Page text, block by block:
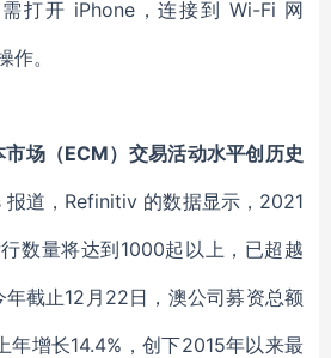
打开 iPhone，连接到 Wi-Fi 网
。
场（ECM）交易活动水平创历史
道，Refinitiv 的数据显示，2021
数量将达到1000起以上，已超越
截止12月22日，澳公司募资总额
年增长14.4%，创下2015年以来最